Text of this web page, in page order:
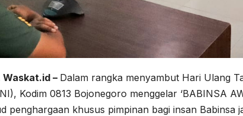
– Dalam rangka menyambut Hari Ulang
Kodim 0813 Bojonegoro menggelar ‘BABINSA
penghargaan khusus pimpinan bagi insan Babinsa